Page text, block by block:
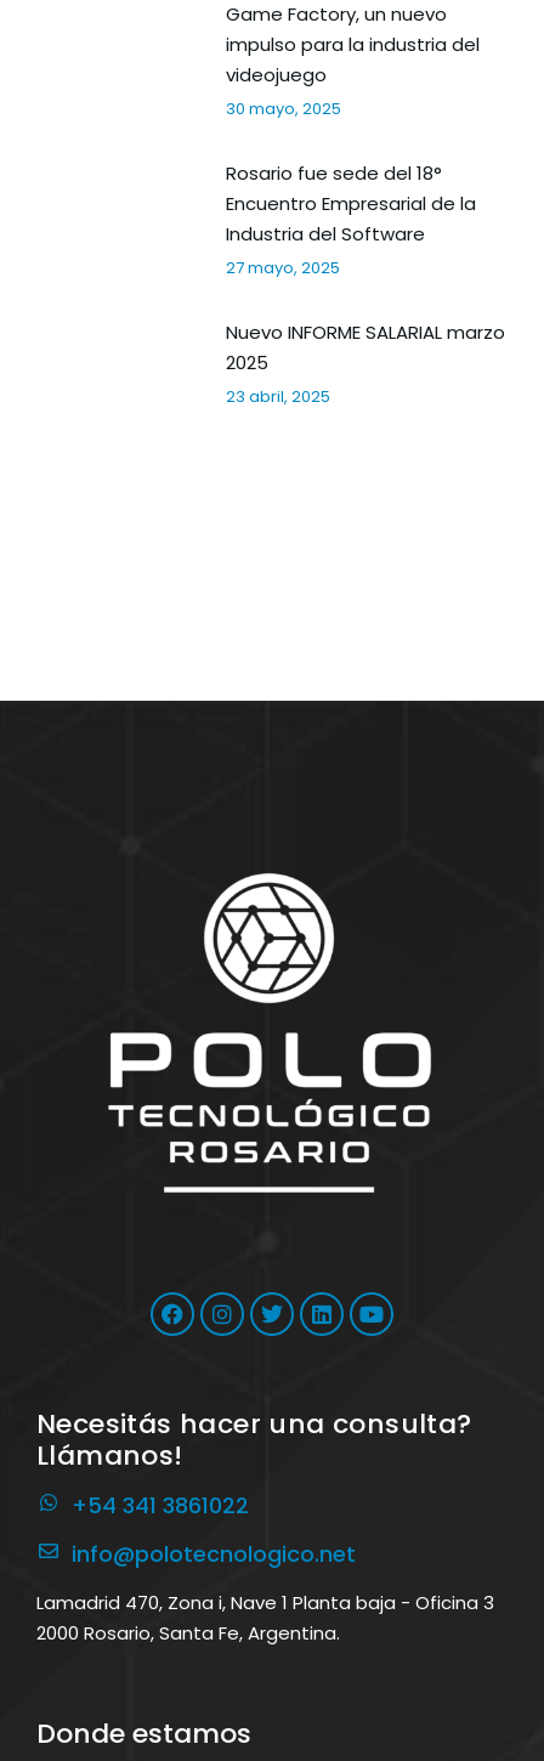
Game Factory, un nuevo
impulso para la industria del
videojuego
30 mayo, 2025
Rosario fue sede del 18°
Encuentro Empresarial de la
Industria del Software
27 mayo, 2025
Nuevo INFORME SALARIAL marzo
2025
23 abril, 2025
Necesitás hacer una consulta?
Llámanos!
+54 341 3861022
info@polotecnologico.net
Lamadrid 470, Zona i, Nave 1 Planta baja - Oficina 3
2000 Rosario, Santa Fe, Argentina.
Donde estamos